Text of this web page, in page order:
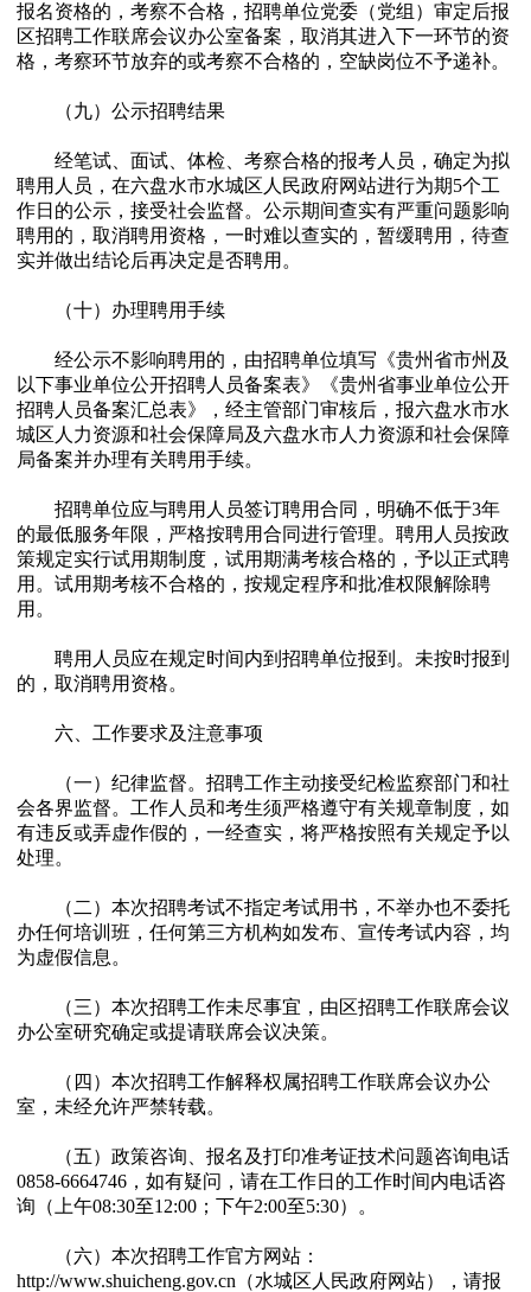
报名资格的，考察不合格，招聘单位党委（党组）审定后报
区招聘工作联席会议办公室备案，取消其进入下一环节的资
格，考察环节放弃的或考察不合格的，空缺岗位不予递补。
（九）公示招聘结果
经笔试、面试、体检、考察合格的报考人员，确定为拟
聘用人员，在六盘水市水城区人民政府网站进行为期5个工
作日的公示，接受社会监督。公示期间查实有严重问题影响
聘用的，取消聘用资格，一时难以查实的，暂缓聘用，待查
实并做出结论后再决定是否聘用。
（十）办理聘用手续
经公示不影响聘用的，由招聘单位填写《贵州省市州及
以下事业单位公开招聘人员备案表》《贵州省事业单位公开
招聘人员备案汇总表》，经主管部门审核后，报六盘水市水
城区人力资源和社会保障局及六盘水市人力资源和社会保障
局备案并办理有关聘用手续。
招聘单位应与聘用人员签订聘用合同，明确不低于3年
的最低服务年限，严格按聘用合同进行管理。聘用人员按政
策规定实行试用期制度，试用期满考核合格的，予以正式聘
用。试用期考核不合格的，按规定程序和批准权限解除聘
用。
聘用人员应在规定时间内到招聘单位报到。未按时报到
的，取消聘用资格。
六、工作要求及注意事项
（一）纪律监督。招聘工作主动接受纪检监察部门和社
会各界监督。工作人员和考生须严格遵守有关规章制度，如
有违反或弄虚作假的，一经查实，将严格按照有关规定予以
处理。
（二）本次招聘考试不指定考试用书，不举办也不委托
办任何培训班，任何第三方机构如发布、宣传考试内容，均
为虚假信息。
（三）本次招聘工作未尽事宜，由区招聘工作联席会议
办公室研究确定或提请联席会议决策。
（四）本次招聘工作解释权属招聘工作联席会议办公
室，未经允许严禁转载。
（五）政策咨询、报名及打印准考证技术问题咨询电话
0858-6664746，如有疑问，请在工作日的工作时间内电话咨
询（上午08:30至12:00；下午2:00至5:30）。
（六）本次招聘工作官方网站：
http://www.shuicheng.gov.cn（水城区人民政府网站），请报